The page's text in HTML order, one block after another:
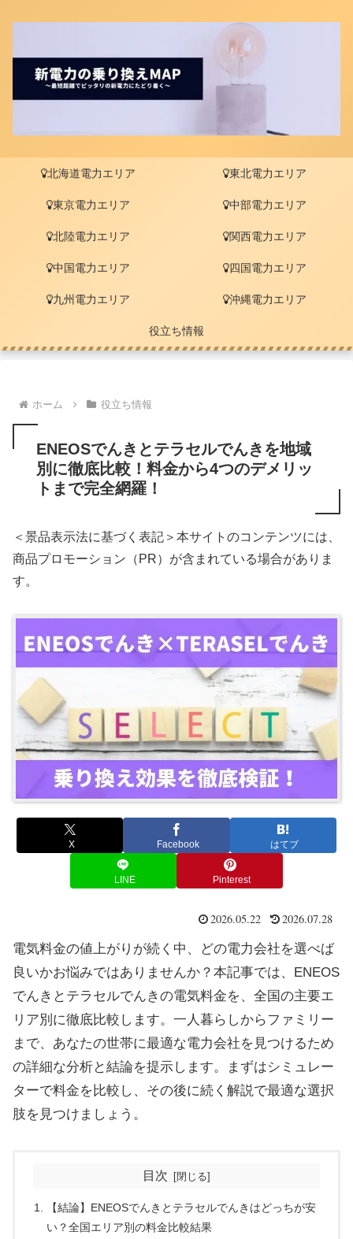
北海道電力エリア 東北電力エリア
東京電力エリア 中部電力エリア
北陸電力エリア 関西電力エリア
中国電力エリア 四国電力エリア
九州電力エリア 沖縄電力エリア
役立ち情報
ホーム 役立ち情報
ENEOSでんきとテラセルでんきを地域
別に徹底比較！料金から4つのデメリッ
トまで完全網羅！
＜景品表示法に基づく表記＞本サイトのコンテンツには、
商品プロモーション（PR）が含まれている場合がありま
す。
X Facebook はてブ
LINE Pinterest
2026.05.22
2026.07.28
電気料金の値上がりが続く中、どの電力会社を選べば
良いかお悩みではありませんか？本記事では、ENEOS
でんきとテラセルでんきの電気料金を、全国の主要エ
リア別に徹底比較します。一人暮らしからファミリー
まで、あなたの世帯に最適な電力会社を見つけるため
の詳細な分析と結論を提示します。まずはシミュレー
ターで料金を比較し、その後に続く解説で最適な選択
肢を見つけましょう。
目次
【結論】ENEOSでんきとテラセルでんきはどっちが安
い？全国エリア別の料金比較結果